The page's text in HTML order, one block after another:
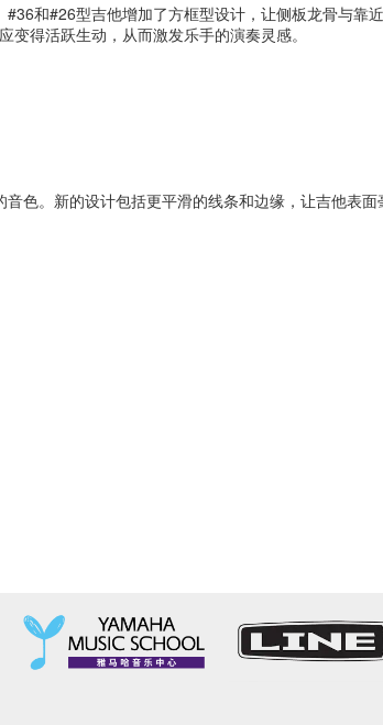
和#26型吉他增加了方框型设计，让侧板龙骨与靠
得活跃生动，从而激发乐手的演奏灵感。
色。新的设计包括更平滑的线条和边缘，让吉他表面